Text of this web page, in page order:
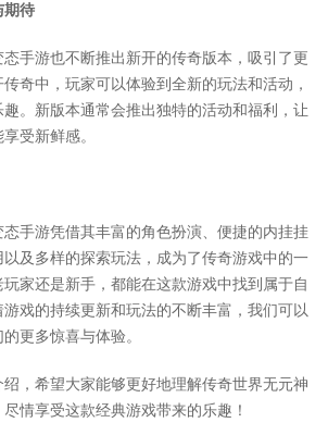
期待
手游也不断推出新开的传奇版本，吸引了更
奇中，玩家可以体验到全新的玩法和活动，
。新版本通常会推出独特的活动和福利，让
受新鲜感。
手游凭借其丰富的角色扮演、便捷的内挂挂
及多样的探索玩法，成为了传奇游戏中的一
家还是新手，都能在这款游戏中找到属于自
戏的持续更新和玩法的不断丰富，我们可以
更多惊喜与体验。
，希望大家能够更好地理解传奇世界无元神
情享受这款经典游戏带来的乐趣！